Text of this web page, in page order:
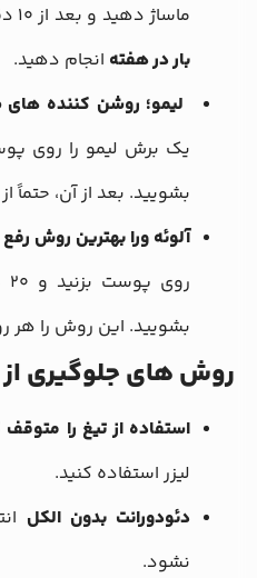
ماساژ دهید و بعد از ۱۰ دقیقه بشویید.
بار در هفته انجام دهید.
لیمو؛ روشن کننده
بشویید. بعد از آن، حتماً
آلوئه ورا بهترین روش
روی پوست بزنید و ۲۰ دقیقه بگذارید بماند.
بشویید. این روش را هر
روش های جلوگیری از
استفاده از تیغ را متوقف
لیزر استفاده کنید.
دئودورانت بدون الکل
نشود.